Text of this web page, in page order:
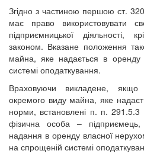
Згідно з частиною першою ст.
має право використовувати
підприємницької діяльності,
законом. Вказане положення
майна, яке надається в
системі оподаткування.
Враховуючи викладене,
окремого виду майна, яке
норми, встановлені п. п.
фізична особа –
надання в оренду власної
на спрощеній системі